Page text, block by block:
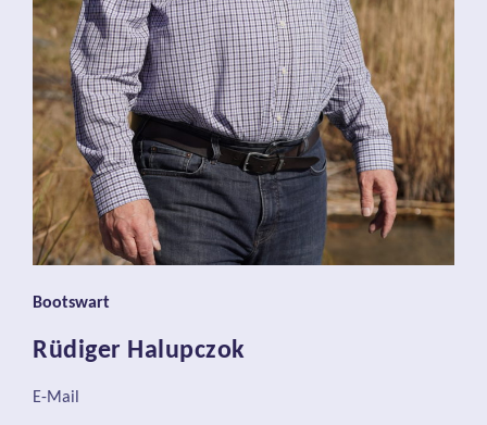
Bootswart
Rüdiger Halupczok
E-Mail